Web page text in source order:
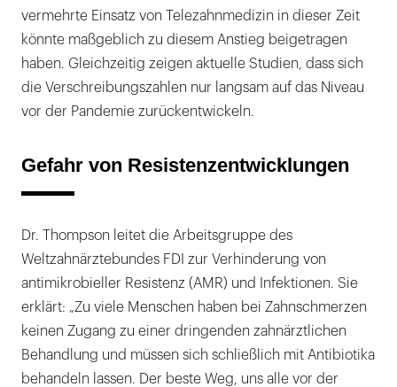
vermehrte Einsatz von Telezahnmedizin in dieser Zeit
könnte maßgeblich zu diesem Anstieg beigetragen
haben. Gleichzeitig zeigen aktuelle Studien, dass sich
die Verschreibungszahlen nur langsam auf das Niveau
vor der Pandemie zurückentwickeln.
Gefahr von Resistenzentwicklungen
Dr. Thompson leitet die Arbeitsgruppe des
Weltzahnärztebundes FDI zur Verhinderung von
antimikrobieller Resistenz (AMR) und Infektionen. Sie
erklärt: „Zu viele Menschen haben bei Zahnschmerzen
keinen Zugang zu einer dringenden zahnärztlichen
Behandlung und müssen sich schließlich mit Antibiotika
behandeln lassen. Der beste Weg, uns alle vor der